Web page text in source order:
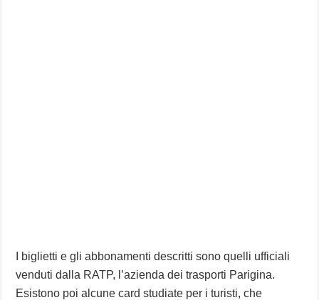
I biglietti e gli abbonamenti descritti sono quelli ufficiali
venduti dalla RATP, l’azienda dei trasporti Parigina.
Esistono poi alcune card studiate per i turisti, che